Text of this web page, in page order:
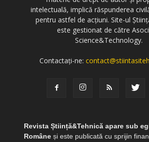
intelectuală, implică răspunderea
pentru astfel de acțiuni. Site-ul
este gestionat de către
Science&Technology.
Contactați-ne:
Revista Știință&Tehnică apare sub
Româneși este publicată cu sprijin